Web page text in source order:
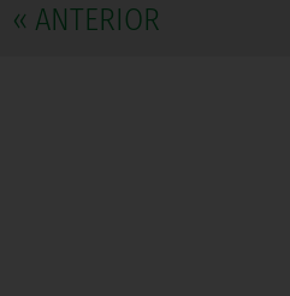
« ANTERIOR